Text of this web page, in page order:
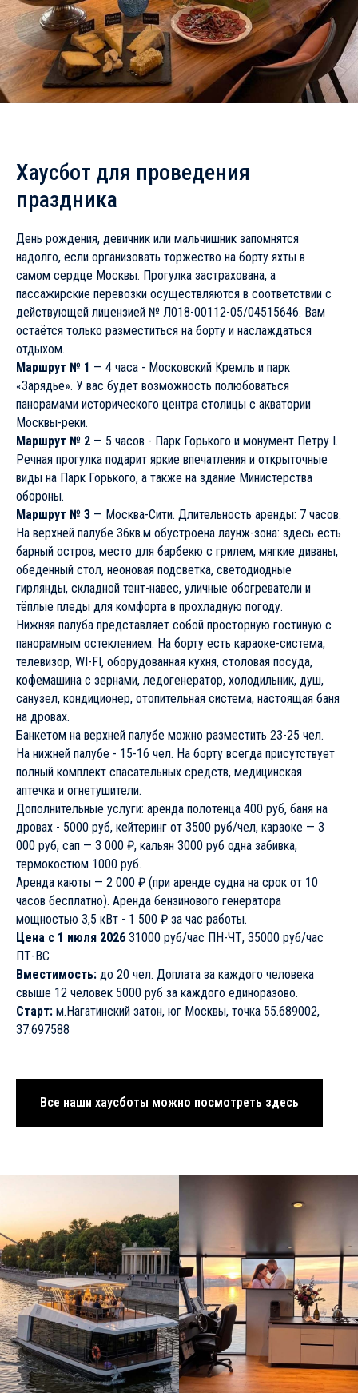
Хаусбот для проведения
праздника
День рождения, девичник или мальчишник запомнятся
надолго, если организовать торжество на борту яхты в
самом сердце Москвы. Прогулка застрахована, а
пассажирские перевозки осуществляются в соответствии с
действующей лицензией № Л018-00112-05/04515646. Вам
остаётся только разместиться на борту и наслаждаться
отдыхом.
Маршрут № 1 — 4 часа - Московский Кремль и парк
«Зарядье». У вас будет возможность полюбоваться
панорамами исторического центра столицы с акватории
Москвы-реки.
Маршрут № 2 — 5 часов - Парк Горького и монумент Петру I.
Речная прогулка подарит яркие впечатления и открыточные
виды на Парк Горького, а также на здание Министерства
обороны.
Маршрут № 3 — Москва-Сити. Длительность аренды: 7 часов.
На верхней палубе 36кв.м обустроена лаунж-зона: здесь есть
барный остров, место для барбекю с грилем, мягкие диваны,
обеденный стол, неоновая подсветка, светодиодные
гирлянды, складной тент-навес, уличные обогреватели и
тёплые пледы для комфорта в прохладную погоду.
Нижняя палуба представляет собой просторную гостиную с
панорамным остеклением. На борту есть караоке-система,
телевизор, WI-FI, оборудованная кухня, столовая посуда,
кофемашина с зернами, ледогенератор, холодильник, душ,
санузел, кондиционер, отопительная система, настоящая баня
на дровах.
Банкетом на верхней палубе можно разместить 23-25 чел.
На нижней палубе - 15-16 чел. На борту всегда присутствует
полный комплект спасательных средств, медицинская
аптечка и огнетушители.
Дополнительные услуги: аренда полотенца 400 руб, баня на
дровах - 5000 руб, кейтеринг от 3500 руб/чел, караоке — 3
000 руб, сап — 3 000 ₽, кальян 3000 руб одна забивка,
термокостюм 1000 руб.
Аренда каюты — 2 000 ₽ (при аренде судна на срок от 10
часов бесплатно). Аренда бензинового генератора
мощностью 3,5 кВт - 1 500 ₽ за час работы.
Цена с 1 июля 2026 31000 руб/час ПН-ЧТ, 35000 руб/час
ПТ-ВС
Вместимость: до 20 чел. Доплата за каждого человека
свыше 12 человек 5000 руб за каждого единоразово.
Старт: м.Нагатинский затон, юг Москвы, точка 55.689002,
37.697588
Все наши хаусботы можно посмотреть здесь